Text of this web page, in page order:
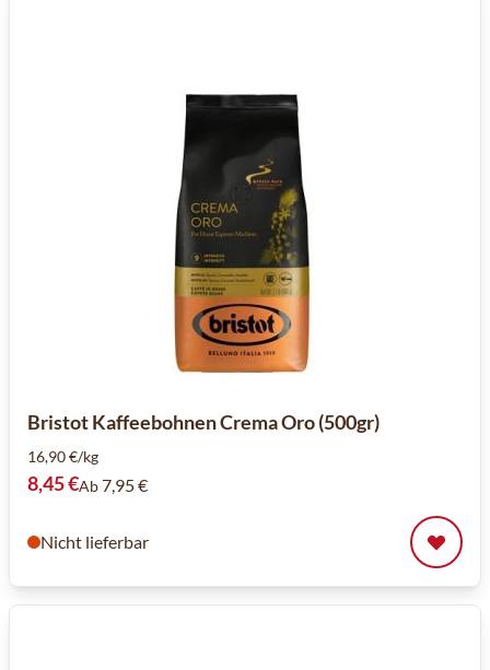
Bristot Kaffeebohnen Crema Oro (500gr)
16,90 €/kg
8,45 €Ab7,95 €
Nicht lieferbar